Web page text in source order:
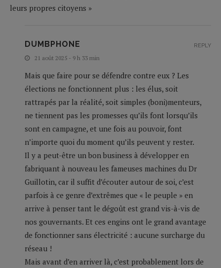
leurs propres citoyens »
DUMBPHONE
21 août 2025 - 9 h 33 min
Mais que faire pour se défendre contre eux ? Les
élections ne fonctionnent plus : les élus, soit
rattrapés par la réalité, soit simples (boni)menteurs,
ne tiennent pas les promesses qu’ils font lorsqu’ils
sont en campagne, et une fois au pouvoir, font
n’importe quoi du moment qu’ils peuvent y rester.
Il y a peut-être un bon business à développer en
fabriquant à nouveau les fameuses machines du Dr
Guillotin, car il suffit d’écouter autour de soi, c’est
parfois à ce genre d’extrêmes que « le peuple » en
arrive à penser tant le dégoût est grand vis-à-vis de
nos gouvernants. Et ces engins ont le grand avantage
de fonctionner sans électricité : aucune surcharge du
réseau !
Mais avant d’en arriver là, c’est probablement lors de
REPLY